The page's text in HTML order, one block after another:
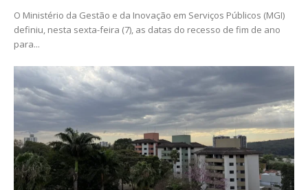
O Ministério da Gestão e da Inovação em Serviços Públicos (MGI)
definiu, nesta sexta-feira (7), as datas do recesso de fim de ano
para...